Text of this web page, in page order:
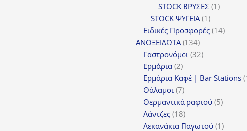
STOCK ΒΡΥΣΕΣ 11
STOCK ΨΥΓΕΙΑ 11
προϊόν
Ειδικές Προσφορές 1414
ΑΝΟΞΕΙΔΩΤΑ 134134
προϊόντα
Γαστρονόμοι 3232
Ερμάρια 22
προϊόντα
Ερμάρια Καφέ | Bar Stations
Θάλαμοι 77
προϊόντα
Θερμαντικά ραφιού 55
Λάντζες 1818
προϊόντα
Λεκανάκια Παγωτού 11